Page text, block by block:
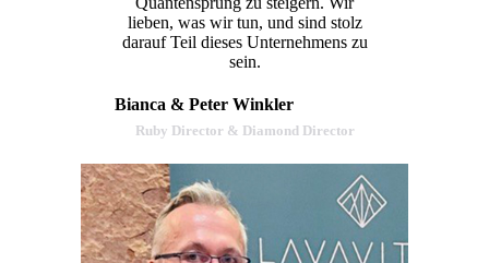
lieben, was wir tun, und sind stolz
darauf Teil dieses Unternehmens zu
sein.
Bianca & Peter Winkler
Ruby Director & Diamond Director